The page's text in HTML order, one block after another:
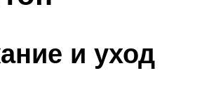
и уход